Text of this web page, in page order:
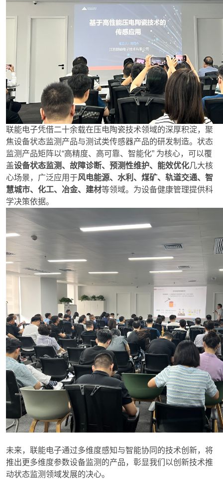
联能电子凭借二十余载在压电陶瓷技术领域的深厚积淀，聚
焦设备状态监测产品与测试类传感器产品的研发制造。状态
监测产品矩阵以“高精度、高可靠、智能化” 为核心，可以覆
盖设备状态监测、故障诊断、预测性维护、能效优化几大核
心场景，广泛应用于风电能源、水利、煤矿、轨道交通、智
慧城市、化工、冶金、建材等领域。为设备健康管理提供科
学决策依据。
未来，联能电子通过多维度感知与智能协同的技术创新，将
推出更多维度参数设备监测的产品，彰显我们以创新技术推
动状态监测领域发展的决心。